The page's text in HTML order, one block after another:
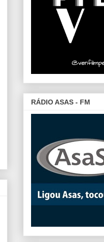
RÁDIO ASAS - FM